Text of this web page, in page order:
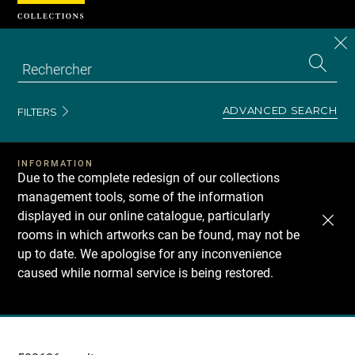
FILTERS ADVANCED SEARCH
INFORMATION
Due to the complete redesign of our collections
management tools, some of the information
displayed in our online catalogue, particularly
rooms in which artworks can be found, may not be
up to date. We apologise for any inconvenience
caused while normal service is being restored.
Recherche
Cookies management panel